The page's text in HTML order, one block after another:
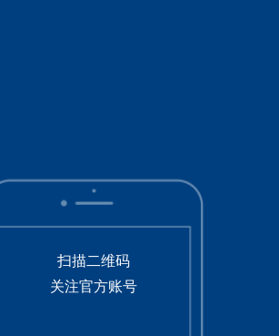
扫描二维码
关注官方账号